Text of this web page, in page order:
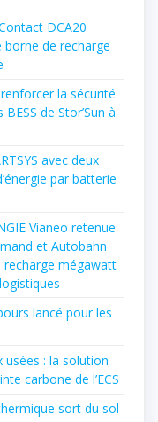
DCA20
de recharge
la sécurité
de Stor’Sun à
avec deux
par batterie
Vianeo retenue
et Autobahn
recharge mégawatt
lancé pour les
usées : la solution
carbone de l’ECS
sort du sol